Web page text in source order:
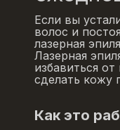
Если вы
волос и
лазерная
Лазерная
избавиться
сделать кожу
Как это